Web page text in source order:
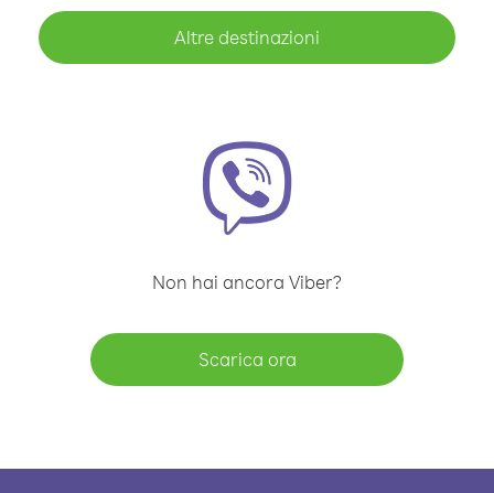
Altre destinazioni
Non hai ancora Viber?
Scarica ora